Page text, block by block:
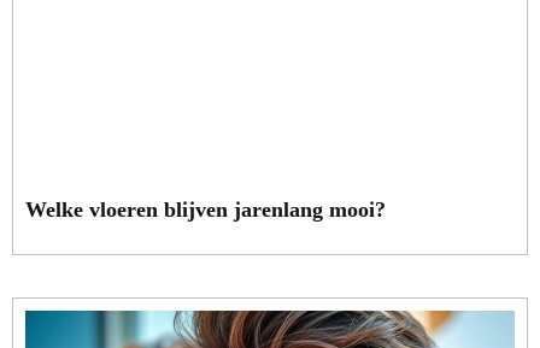
Welke vloeren blijven jarenlang mooi?